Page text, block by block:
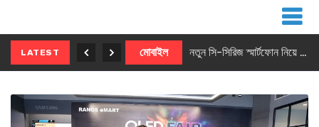
LATEST মোবাইল নতুন সি-সিরিজ স্মার্টফোন নিয়ে আসছে রিয়েলমি